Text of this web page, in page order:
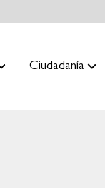
Ciudadanía